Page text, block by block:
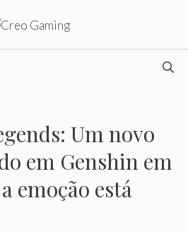
Um novo
em Genshin em
emoção está